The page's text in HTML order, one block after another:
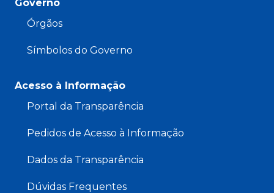
Governo
Órgãos
Símbolos do Governo
Acesso à Informação
Portal da Transparência
Pedidos de Acesso à Informação
Dados da Transparência
Dúvidas Frequentes